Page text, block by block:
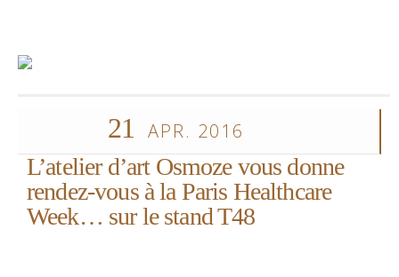
21 APR. 2016
L’atelier d’art Osmoze vous donne
rendez-vous à la Paris Healthcare
Week… sur le stand T48